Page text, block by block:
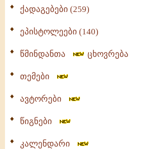
ქადაგებები (259)
ეპისტოლეები (140)
წმინდანთა ცხოვრება
თემები
ავტორები
წიგნები
კალენდარი